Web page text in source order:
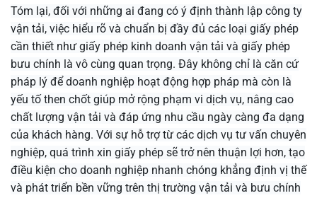
Tóm lại, đối với những ai đang có ý định thành lập công ty
vận tải, việc hiểu rõ và chuẩn bị đầy đủ các loại giấy phép
cần thiết như giấy phép kinh doanh vận tải và giấy phép
bưu chính là vô cùng quan trọng. Đây không chỉ là căn cứ
pháp lý để doanh nghiệp hoạt động hợp pháp mà còn là
yếu tố then chốt giúp mở rộng phạm vi dịch vụ, nâng cao
chất lượng vận tải và đáp ứng nhu cầu ngày càng đa dạng
của khách hàng. Với sự hỗ trợ từ các dịch vụ tư vấn chuyên
nghiệp, quá trình xin giấy phép sẽ trở nên thuận lợi hơn, tạo
điều kiện cho doanh nghiệp nhanh chóng khẳng định vị thế
và phát triển bền vững trên thị trường vận tải và bưu chính